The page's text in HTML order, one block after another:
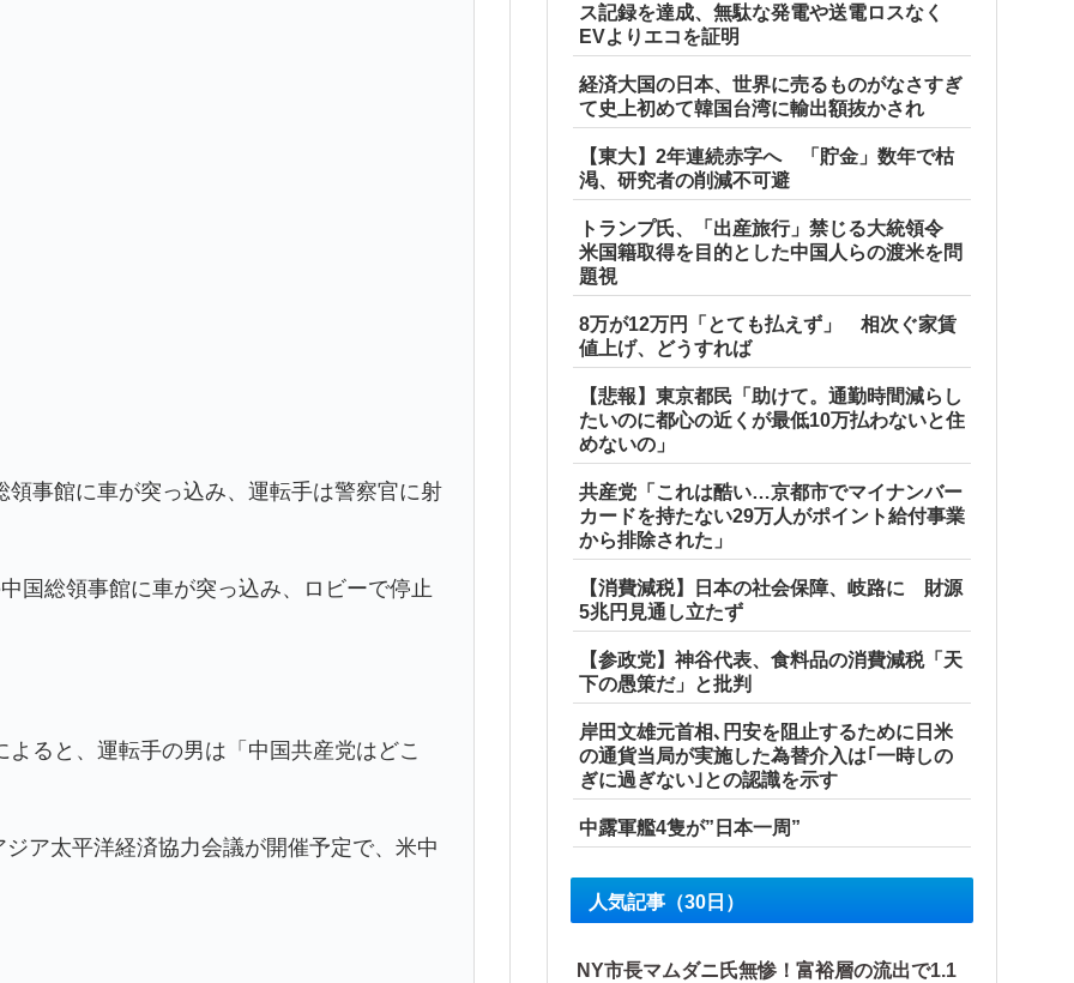
事館に車が突っ込み、運転手は警察官に射
国総領事館に車が突っ込み、ロビーで停止
ると、運転手の男は「中国共産党はどこ
ア太平洋経済協力会議が開催予定で、米中
ス記録を達成、無駄な発電や送電ロスなく
EVよりエコを証明
経済大国の日本、世界に売るものがなさすぎ
て史上初めて韓国台湾に輸出額抜かされ
【東大】2年連続赤字へ 「貯金」数年で枯
渇、研究者の削減不可避
トランプ氏、「出産旅行」禁じる大統領令
米国籍取得を目的とした中国人らの渡米を問
題視
8万が12万円「とても払えず」 相次ぐ家賃
値上げ、どうすれば
【悲報】東京都民「助けて。通勤時間減らし
たいのに都心の近くが最低10万払わないと住
めないの」
共産党「これは酷い…京都市でマイナンバー
カードを持たない29万人がポイント給付事業
から排除された」
【消費減税】日本の社会保障、岐路に 財源
5兆円見通し立たず
【参政党】神谷代表、食料品の消費減税「天
下の愚策だ」と批判
岸田文雄元首相､円安を阻止するために日米
の通貨当局が実施した為替介入は｢一時しの
ぎに過ぎない｣との認識を示す
中露軍艦4隻が”日本一周”
人気記事（30日）
NY市長マムダニ氏無惨！富裕層の流出で1.1